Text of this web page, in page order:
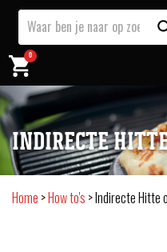
0
INDIRECTE
Home >How to's >Indirecte Hitte